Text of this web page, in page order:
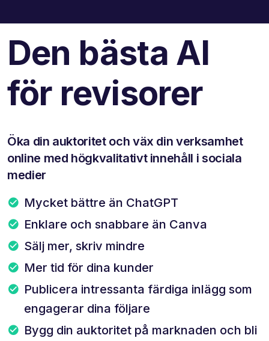
Den bästa AI
för revisorer
Öka din auktoritet och väx din verksamhet
online med högkvalitativt innehåll i sociala
medier
Mycket bättre än ChatGPT
Enklare och snabbare än Canva
Sälj mer, skriv mindre
Mer tid för dina kunder
Publicera intressanta färdiga inlägg som
engagerar dina följare
Bygg din auktoritet på marknaden och bli